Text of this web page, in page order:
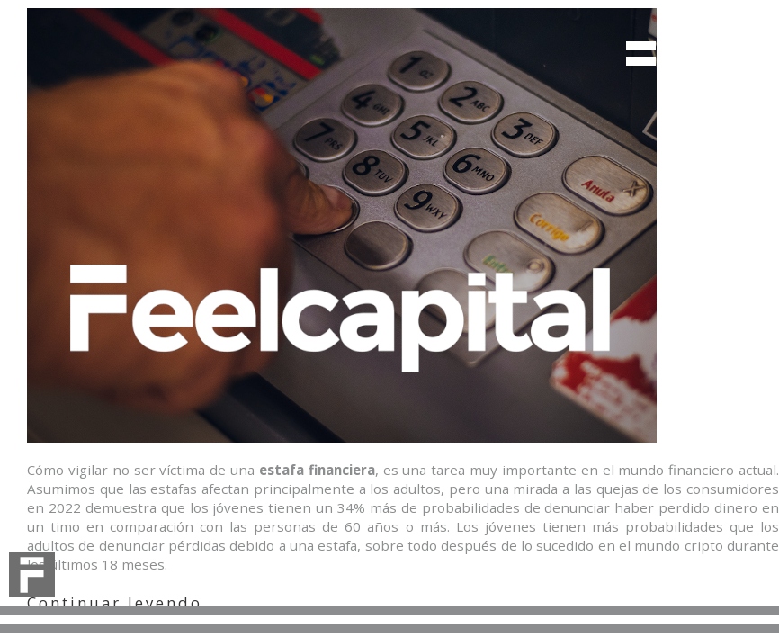
Cómo vigilar no ser víctima de una estafa financiera, es una tarea muy importante en el mundo financiero actual.
Asumimos que las estafas afectan principalmente a los adultos, pero una mirada a las quejas de los consumidores
en 2022 demuestra que los jóvenes tienen un 34% más de probabilidades de denunciar haber perdido dinero en
un timo en comparación con las personas de 60 años o más. Los jóvenes tienen más probabilidades que los
adultos de denunciar pérdidas debido a una estafa, sobre todo después de lo sucedido en el mundo cripto durante
los últimos 18 meses.
Continuar leyendo
financieras,